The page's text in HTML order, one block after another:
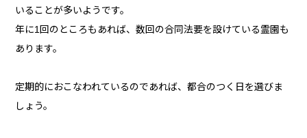
いることが多いようです。
年に1回のところもあれば、数回の合同法要を設けている霊園も
あります。
定期的におこなわれているのであれば、都合のつく日を選びま
しょう。